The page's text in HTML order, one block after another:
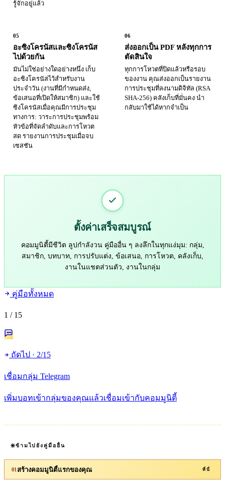
รู้จักอยู่แล้ว
05
อะซิงโครนัสและซิงโครนัส
ไปด้วยกัน
มันไม่ใช่อย่างใดอย่างหนึ่ง เก็บ
อะซิงโครนัสไว้สำหรับงาน
ประจำวัน (งานที่มีกำหนดส่ง,
ข้อเสนอที่เปิดให้สมาชิก) และใช้
ซิงโครนัสเมื่อคุณมีการประชุม
ทางการ: วาระการประชุมพร้อม
หัวข้อที่จัดลำดับและการโหวต
สด รายงานการประชุมเมื่อจบ
เซสชัน
06
ส่งออกเป็น PDF หลังทุกการ
ตัดสินใจ
ทุกการโหวตที่ปิดแล้วหรือรอบ
ของงาน คุณส่งออกเป็นรายงาน
การประชุมที่ลงนามดิจิทัล (RSA
SHA-256) คลังเก็บที่มั่นคง นำ
กลับมาใช้ได้หากจำเป็น
ตั้งค่าเสร็จสมบูรณ์
คอมมูนิตี้มีชีวิต ลูปกำลังวน คู่มืออื่น ๆ ลงลึกในทุกแง่มุม: กลุ่ม,
สมาชิก, บทบาท, การปรับแต่ง, ข้อเสนอ, การโหวต, คลังเก็บ,
งานในแชตส่วนตัว, งานในกลุ่ม
คู่มือทั้งหมด
1 / 15
ถัดไป · 2/15
เชื่อมกลุ่ม Telegram
เพิ่มบอทเข้ากลุ่มของคุณแล้วเชื่อมเข้ากับคอมมูนิตี้
ข้ามไปยังคู่มืออื่น
01สร้างคอมมูนิตี้แรกของคุณ ที่นี่